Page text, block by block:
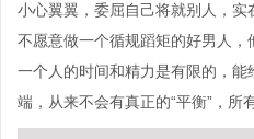
小心翼翼，委屈自己将就别人，
不愿意做一个循规蹈矩的好男人
一个人的时间和精力是有限的，
端，从来不会有真正的“平衡”，